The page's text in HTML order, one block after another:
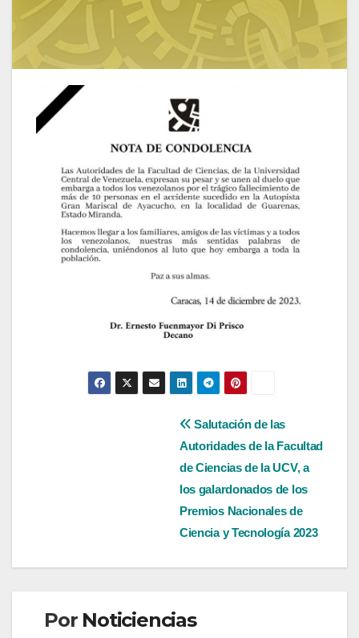
Salutación de las
Autoridades de la Facultad
de Ciencias de la UCV, a
los galardonados de los
Premios Nacionales de
Ciencia y Tecnología 2023
Por Noticiencias